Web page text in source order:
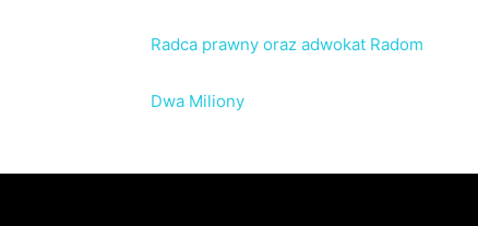
Radca prawny oraz adwokat Radom
Dwa Miliony